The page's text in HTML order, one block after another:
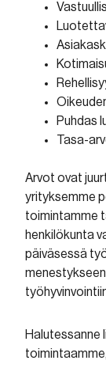
Puhdas
Tasa-
Arvot ovat
yrityksemme
toimintamme
henkilökunta
päiväsessä
Halutessanne